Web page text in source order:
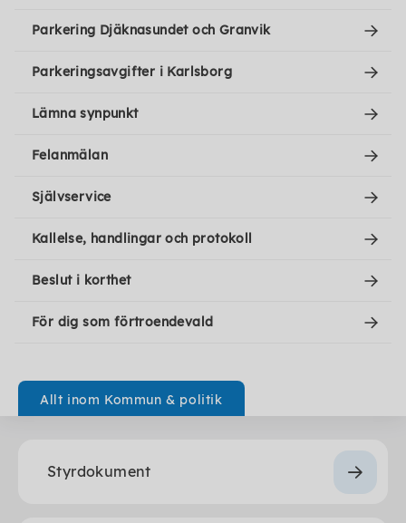
Parkering Djäknasundet och Granvik
Parkeringsavgifter i Karlsborg
Lämna synpunkt
Felanmälan
Självservice
Kallelse, handlingar och protokoll
Beslut i korthet
För dig som förtroendevald
Allt inom Kommun & politik
Styrdokument